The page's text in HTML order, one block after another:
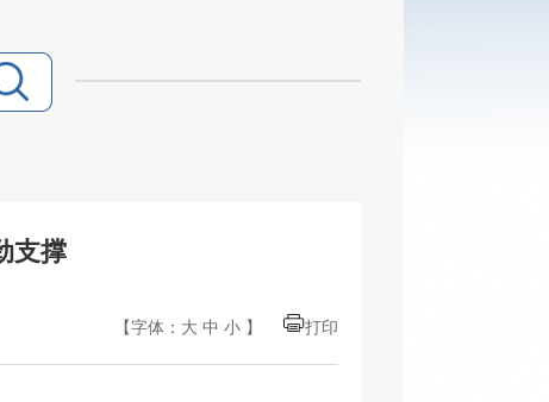
支撑
【字体： 大 中 小 】 打印